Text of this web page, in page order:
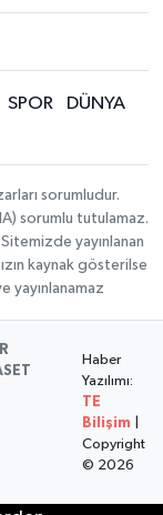
SPOR
DÜNYA
sorumludur.
sorumlu tutulamaz.
yayınlanan
kaynak gösterilse
yayınlanamaz
Haber
Yazılımı:
TE
Bilişim
Copyright
© 2026